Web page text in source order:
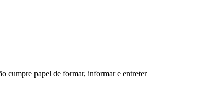
cumpre papel de formar, informar e entreter